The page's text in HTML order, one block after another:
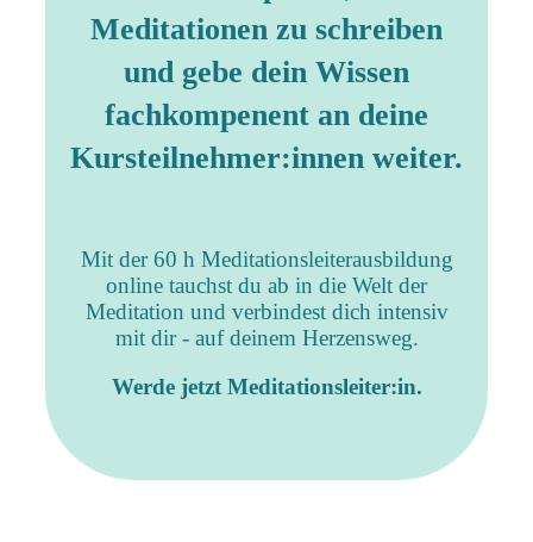
Meditationen zu schreiben
und gebe dein Wissen
fachkompenent an deine
Kursteilnehmer:innen weiter.
Mit der 60 h Meditationsleiterausbildung
online tauchst du ab in die Welt der
Meditation und verbindest dich intensiv
mit dir - auf deinem Herzensweg.
Werde jetzt Meditationsleiter:in.